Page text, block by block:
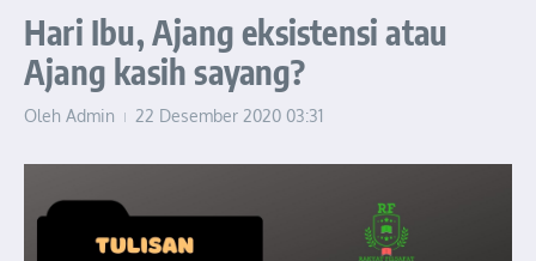
Hari Ibu, Ajang eksistensi atau
Ajang kasih sayang?
Oleh Admin 22 Desember 2020 03:31